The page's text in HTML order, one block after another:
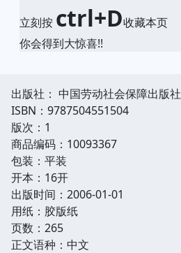
立刻按 ctrl+D收藏本页
你会得到大惊喜!!
出版社： 中国劳动社会保障出版社
ISBN：9787504551504
版次：1
商品编码：10093367
包装：平装
开本：16开
出版时间：2006-01-01
用纸：胶版纸
页数：265
正文语种：中文